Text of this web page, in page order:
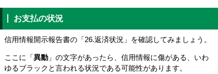
お支払の状況
信用情報開示報告書の「26.返済状況」を確認してみましょう。
ここに「異動」の文字があったら、信用情報に傷がある、いわ
ゆるブラックと言われる状況である可能性があります。